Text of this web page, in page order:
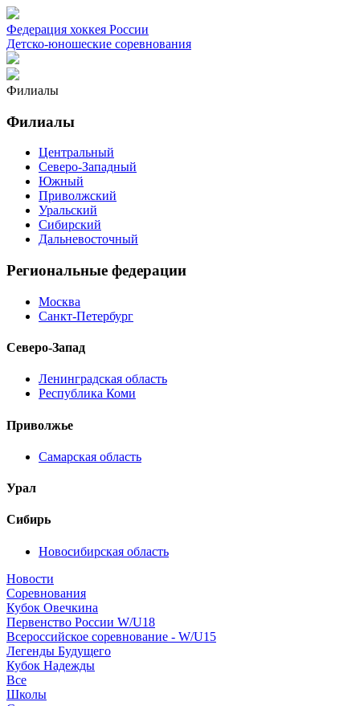
Федерация хоккея России
Детско-юношеские соревнования
Филиалы
Филиалы
Центральный
Северо-Западный
Южный
Приволжский
Уральский
Сибирский
Дальневосточный
Региональные федерации
Москва
Санкт-Петербург
Северо-Запад
Ленинградская область
Республика Коми
Приволжье
Самарская область
Урал
Сибирь
Новосибирская область
Новости
Соревнования
Кубок Овечкина
Первенство России W/U18
Всероссийское соревнование - W/U15
Легенды Будущего
Кубок Надежды
Все
Школы